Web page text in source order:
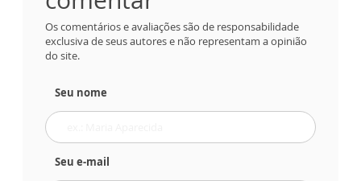
Os comentários e avaliações são de responsabilidade
exclusiva de seus autores e não representam a opinião
do site.
Seu nome
Seu e-mail